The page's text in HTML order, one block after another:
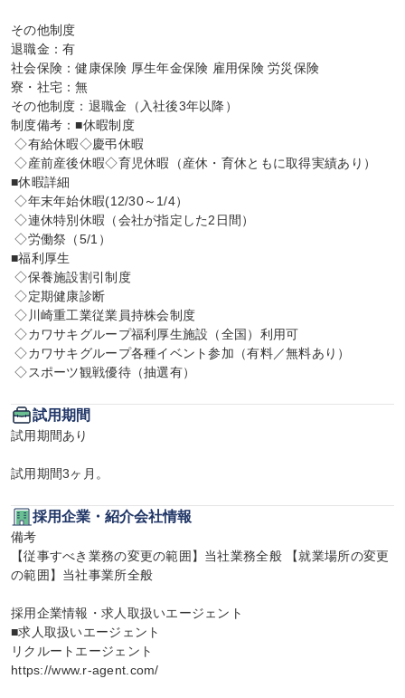
その他制度
退職金：有
社会保険：健康保険 厚生年金保険 雇用保険 労災保険
寮・社宅：無
その他制度：退職金（入社後3年以降）
制度備考：■休暇制度
◇有給休暇◇慶弔休暇
◇産前産後休暇◇育児休暇（産休・育休ともに取得実績あり）
■休暇詳細
◇年末年始休暇(12/30～1/4）
◇連休特別休暇（会社が指定した2日間）
◇労働祭（5/1）
■福利厚生
◇保養施設割引制度
◇定期健康診断
◇川崎重工業従業員持株会制度
◇カワサキグループ福利厚生施設（全国）利用可
◇カワサキグループ各種イベント参加（有料／無料あり）
◇スポーツ観戦優待（抽選有）
試用期間
試用期間あり
試用期間3ヶ月。
採用企業・紹介会社情報
備考
【従事すべき業務の変更の範囲】当社業務全般 【就業場所の変更
の範囲】当社事業所全般
採用企業情報・求人取扱いエージェント
■求人取扱いエージェント
リクルートエージェント
https://www.r-agent.com/